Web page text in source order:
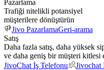
Pazarlama
Trafiği nitelikli potansiyel
müşterilere dönüştürün
Jivo PazarlamaGeri-arama
Satış
Daha fazla satış, daha yüksek
ve daha geniş bir müşteri kitlesi
JivoChat İş Telefonu
Jivochat